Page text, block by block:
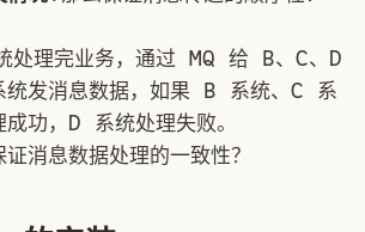
处理完业务，通过 MQ 给 B、C、D
统发消息数据，如果 B 系统、C 系
功，D 系统处理失败。
消息数据处理的一致性？